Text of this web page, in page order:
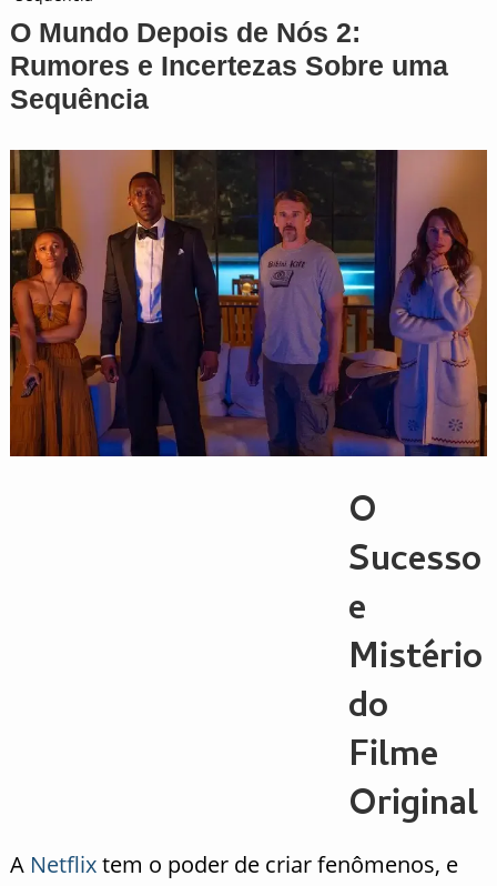
O Mundo Depois de Nós 2:
Rumores e Incertezas Sobre uma
Sequência
O
Sucesso
e
Mistério
do
Filme
Original
A Netflixtem o poder de criar fenômenos, e